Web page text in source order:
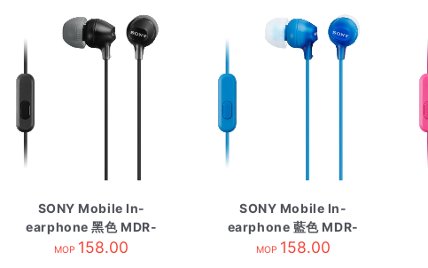
SONY Mobile In-
earphone 黑色 MDR-
EX15AP/BC
MOP 158.00
SONY Mobile In-
earphone 藍色 MDR-
EX15APLIC
MOP 158.00